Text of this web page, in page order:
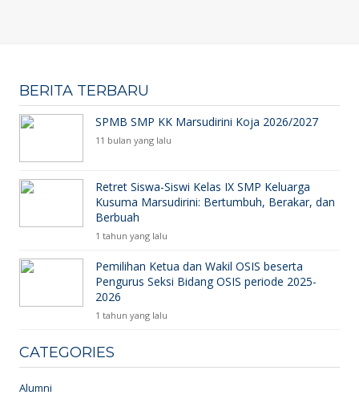
BERITA TERBARU
SPMB SMP KK Marsudirini Koja 2026/2027
11 bulan yang lalu
Retret Siswa-Siswi Kelas IX SMP Keluarga
Kusuma Marsudirini: Bertumbuh, Berakar, dan
Berbuah
1 tahun yang lalu
Pemilihan Ketua dan Wakil OSIS beserta
Pengurus Seksi Bidang OSIS periode 2025-
2026
1 tahun yang lalu
CATEGORIES
Alumni